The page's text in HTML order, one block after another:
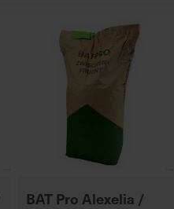
BAT Pro Alexelia /